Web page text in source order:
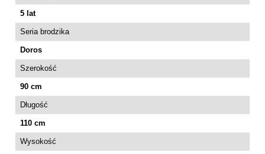
5 lat
Seria brodzika
Doros
Szerokość
90 cm
Długość
110 cm
Wysokość